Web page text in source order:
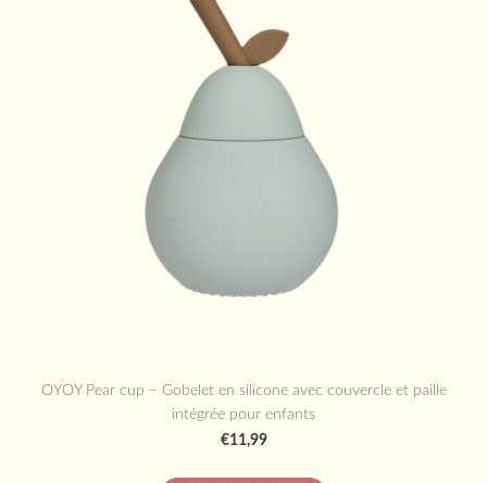
OYOY Pear cup – Gobelet en silicone avec couvercle et paille
intégrée pour enfants
€11,99